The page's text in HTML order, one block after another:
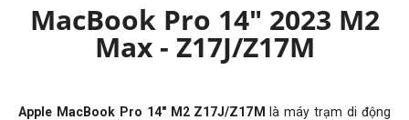
MacBook Pro 14" 2023 M2
Max - Z17J/Z17M
Apple MacBook Pro 14" M2 Z17J/Z17M
là máy trạm di động